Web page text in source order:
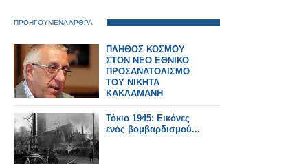
ΠΡΟΗΓΟΥΜΕΝΑ ΑΡΘΡΑ
ΠΛΗΘΟΣ ΚΟΣΜΟΥ
ΣΤΟΝ ΝΕΟ ΕΘΝΙΚΟ
ΠΡΟΣΑΝΑΤΟΛΙΣΜΟ
ΤΟΥ ΝΙΚΗΤΑ
ΚΑΚΛΑΜΑΝΗ
Τόκιο 1945: Εικόνες
ενός βομβαρδισμού...